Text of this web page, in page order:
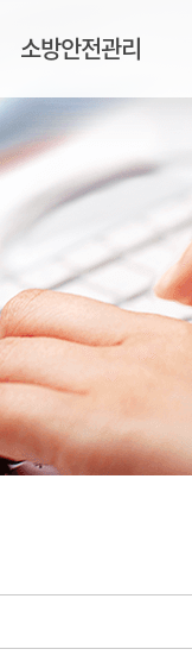
소방안전관리